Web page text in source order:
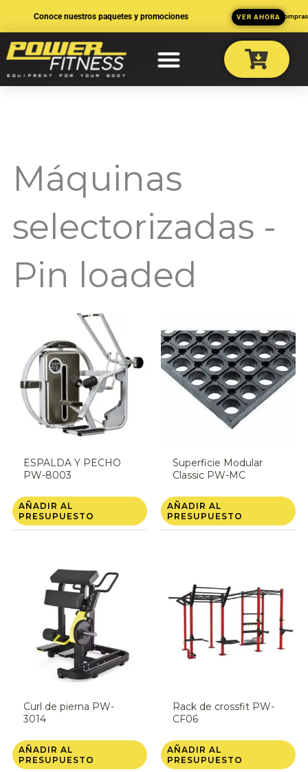
contenido
Conoce nuestros paquetes y promociones 3 MSI en
VER AHORA
Máquinas
selectorizadas -
Pin loaded
ESPALDA Y PECHO
PW-8003
AÑADIR AL
PRESUPUESTO
Superficie Modular
Classic PW-MC
AÑADIR AL
PRESUPUESTO
Curl de pierna PW-
3014
AÑADIR AL
PRESUPUESTO
Rack de crossfit PW-
CF06
AÑADIR AL
PRESUPUESTO